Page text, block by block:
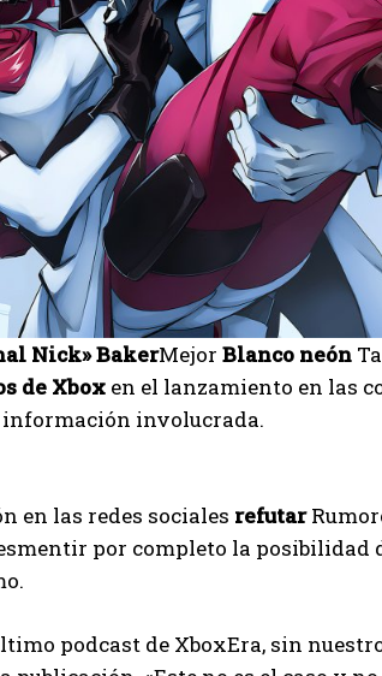
Nick» BakerMejor Blanco neón
de Xbox en el lanzamiento en las
involucrada.
en las redes sociales refutar
por completo la posibilidad
podcast de XboxEra, sin